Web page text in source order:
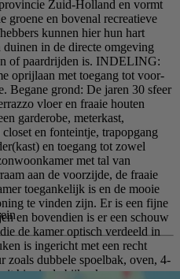
Zuid-Holland en vormt
groene en bovenal recreatieve
kunnen hier hun hart
duinen in de directe omgeving
of paardrijden is. INDELING:
oprijlaan met toegang tot voor-
Begane grond: De jaren 30 sfeer
vloer en fraaie houten
garderobe, meterkast,
en fonteintje, trapopgang
en toegang tot zowel
met tal van
aan de voorzijde, de fraaie
toegankelijk is en de mooie
te vinden zijn. Er is een fijne
en bovendien is er een schouw
de kamer optisch verdeeld in
is ingericht met een recht
zoals dubbele spoelbak, oven, 4-
hier is de bijkeuken